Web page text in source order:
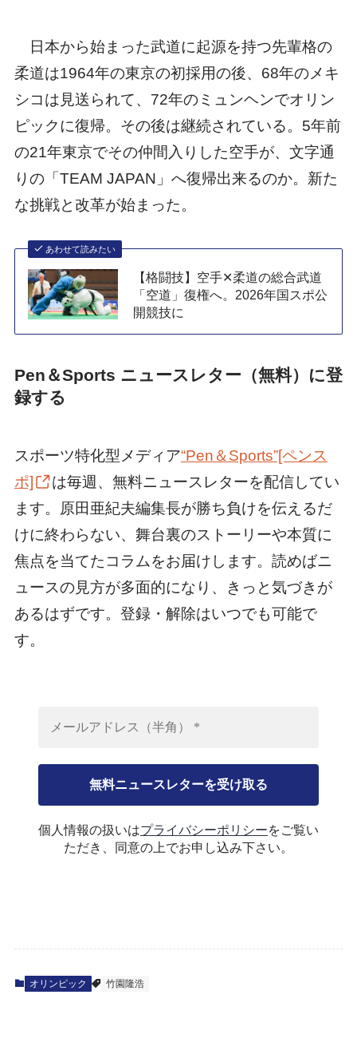
日本から始まった武道に起源を持つ先輩格の
柔道は1964年の東京の初採用の後、68年のメキ
シコは見送られて、72年のミュンヘンでオリン
ピックに復帰。その後は継続されている。5年前
の21年東京でその仲間入りした空手が、文字通
りの「TEAM JAPAN」へ復帰出来るのか。新た
な挑戦と改革が始まった。
あわせて読みたい
【格闘技】空手✕柔道の総合武道
「空道」復権へ。2026年国スポ公
開競技に
Pen＆Sports ニュースレター（無料）に登
録する
スポーツ特化型メディア“Pen＆Sports”[ペンス
ポ]
は毎週、無料ニュースレターを配信してい
ます。原田亜紀夫編集長が勝ち負けを伝えるだ
けに終わらない、舞台裏のストーリーや本質に
焦点を当てたコラムをお届けします。読めばニ
ュースの見方が多面的になり、きっと気づきが
あるはずです。登録・解除はいつでも可能で
す。
個人情報の扱いはプライバシーポリシーをご覧い
ただき、同意の上でお申し込み下さい。
オリンピック 竹園隆浩